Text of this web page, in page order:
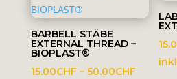
BARBELL STÄBE
EXTERNAL THREAD –
BIOPLAST®
15.00CHF – 50.00CHF